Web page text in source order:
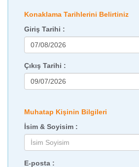
Konaklama Tarihlerini Belirtiniz
Giriş Tarihi :
Çıkış Tarihi :
Muhatap Kişinin Bilgileri
İsim & Soyisim :
E-posta :